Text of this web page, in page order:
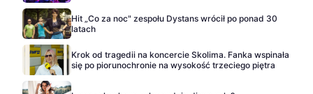
Hit „Co za noc" zespołu Dystans wrócił po ponad 30
latach
Krok od tragedii na koncercie Skolima. Fanka wspinała
się po piorunochronie na wysokość trzeciego piętra